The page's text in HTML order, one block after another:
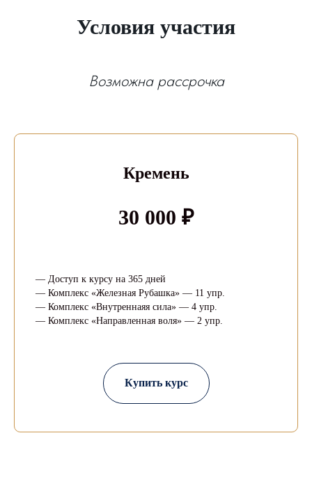
Условия участия
Возможна рассрочка
Кремень
30 000 ₽
— Доступ к курсу на 365 дней
— Комплекс «Железная Рубашка» — 11 упр.
— Комплекс «Внутреннаяя сила» — 4 упр.
— Комплекс «Направленная воля» — 2 упр.
Купить курс